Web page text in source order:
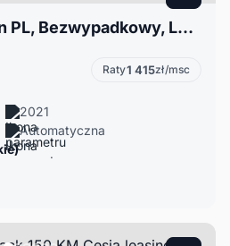
Audi Q3 II 1.5 Salon PL, Bezwypadkowy, LED MATRIX
Raty1 415zł/msc
2021
Automatyczna